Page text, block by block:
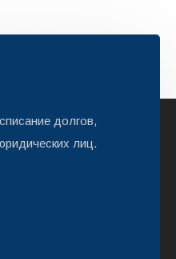
долгов,
лиц.